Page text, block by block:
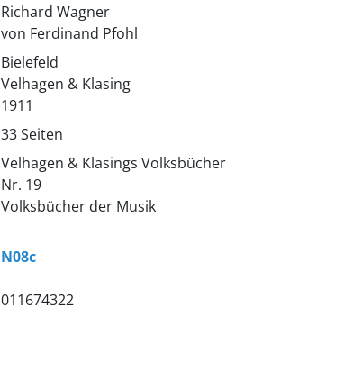
Richard Wagner
von Ferdinand Pfohl
Bielefeld
Velhagen & Klasing
1911
33 Seiten
Velhagen & Klasings Volksbücher
Nr. 19
Volksbücher der Musik
N08c
011674322